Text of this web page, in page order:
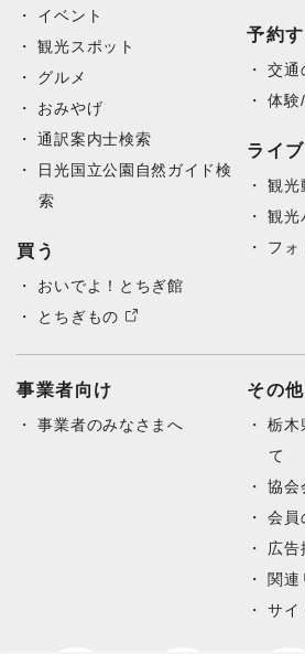
イベント
観光スポット
グルメ
おみやげ
通訳案内士検索
日光国立公園自然ガイド検
索
買う
おいでよ！とちぎ館
とちぎもの
予約
交通
体験
ライ
観光
観光
フォ
事業者向け
事業者のみなさまへ
その他
栃木
て
協会
会員
広告
関連
サイ